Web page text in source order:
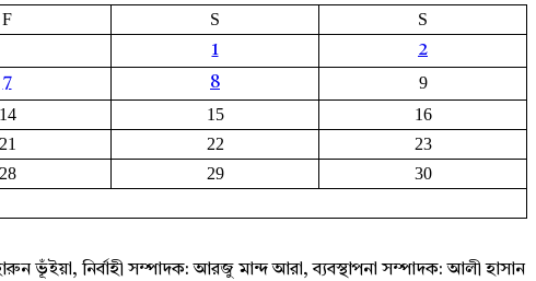
F S S
1
2
7 8
9
14 15
16
21 22
23
28 29
30
ভূঁইয়া, নির্বাহী সম্পাদক: আরজু মান্দ আরা, ব্যবস্থাপনা সম্পাদক: আলী হাসান